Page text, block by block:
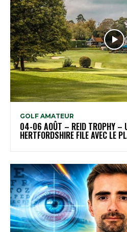
GOLF AMATEUR
04-06 AOÛT – REID TROPHY –
HERTFORDSHIRE FILE AVEC LE